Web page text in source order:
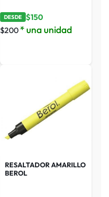
DESDE $150
$200 * una unidad
RESALTADOR AMARILLO
BEROL